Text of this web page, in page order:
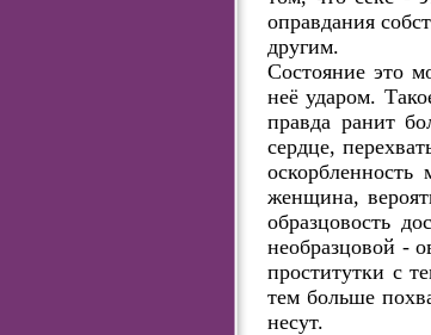
оправдания
другим.
Состояние это
неё ударом.
правда ранит
сердце,
женщина,
образцовость
необразцовой -
проститутки с
тем больше
несут.